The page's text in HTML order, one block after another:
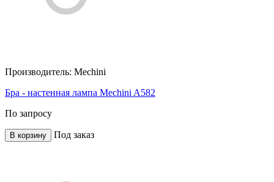
Производитель: Mechini
Бра - настенная лампа Mechini A582
По запросу
В корзину Под заказ